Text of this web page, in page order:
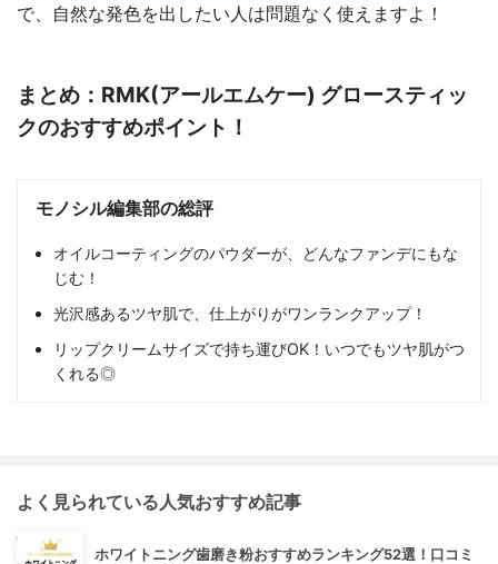
で、自然な発色を出したい人は問題なく使えますよ！
まとめ：RMK(アールエムケー) グロースティッ
クのおすすめポイント！
モノシル編集部の総評
オイルコーティングのパウダーが、どんなファンデにもな
じむ！
光沢感あるツヤ肌で、仕上がりがワンランクアップ！
リップクリームサイズで持ち運びOK！いつでもツヤ肌がつ
くれる◎
よく見られている人気おすすめ記事
ホワイトニング歯磨き粉おすすめランキング52選！口コミ